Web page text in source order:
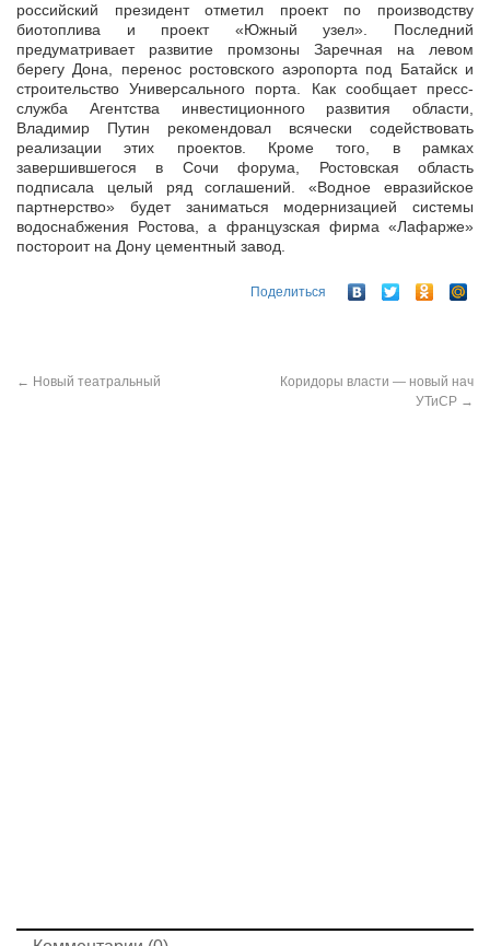
российский президент отметил проект по производству
биотоплива и проект «Южный узел». Последний
предуматривает развитие промзоны Заречная на левом
берегу Дона, перенос ростовского аэропорта под Батайск и
строительство Универсального порта. Как сообщает пресс-
служба Агентства инвестиционного развития области,
Владимир Путин рекомендовал всячески содействовать
реализации этих проектов. Кроме того, в рамках
завершившегося в Сочи форума, Ростовская область
подписала целый ряд соглашений. «Водное евразийское
партнерство» будет заниматься модернизацией системы
водоснабжения Ростова, а французская фирма «Лафарже»
постороит на Дону цементный завод.
Поделиться
← Новый театральный
Коридоры власти — новый нач
УТиСР →